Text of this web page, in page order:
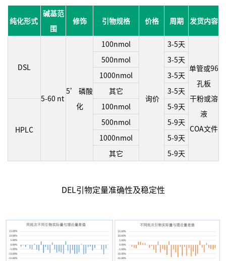
纯化形式
碱基范
围
修饰 引物规格 价格 周期 发货内容
DSL
5-60 nt
5’ 磷酸
化
100nmol
询价
3-5天
单管或96
孔板
干粉或溶
液
COA文件
500nmol
3-5天
1000nmol
3-5天
其它
3-5天
HPLC
100nmol
5-9天
500nmol
5-9天
1000nmol
5-9天
其它
5-9天
DEL引物定量准确性及稳定性